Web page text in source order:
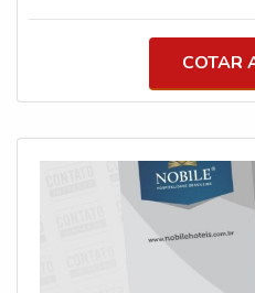
Especificações Técnicas
Internacional – 143 x 93
x 60 mm • Cradencial – 95
mais robusta • 0,40mm
Acabamentos disponíveis:
Impressão: • Frente (4x0)
Alta definição com dados
Code, código de barras, numeração) Corte:
punção industrial (5
COTAR